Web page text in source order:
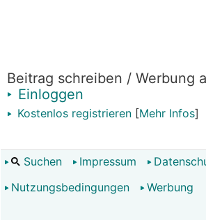
Beitrag schreiben / Werbung
Einloggen
Kostenlos registrieren [Mehr Infos]
Suchen Impressum
Nutzungsbedingungen
Werbung